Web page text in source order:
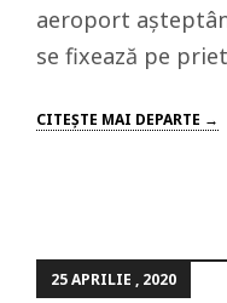
aeroport
se fixează pe
CITEŞTE MAI DEPARTE →
25 APRILIE , 2020